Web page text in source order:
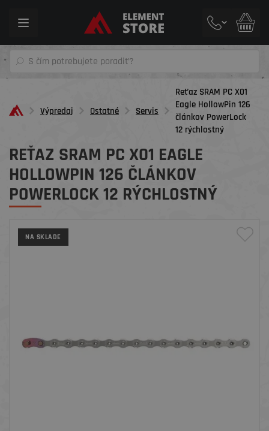
Toggle
Výpredaj Ostatné Servis
Reťaz SRAM PC X01
Eagle HollowPin 126
článkov PowerLock
12 rýchlostný
REŤAZ SRAM PC X01 EAGLE
HOLLOWPIN 126 ČLÁNKOV
POWERLOCK 12 RÝCHLOSTNÝ
NA SKLADE